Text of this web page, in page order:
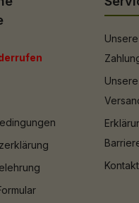
Unsere
Unsere